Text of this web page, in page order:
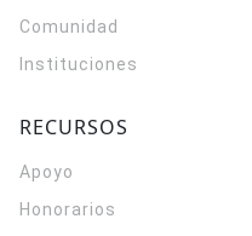
Comunidad
Instituciones
RECURSOS
Apoyo
Honorarios